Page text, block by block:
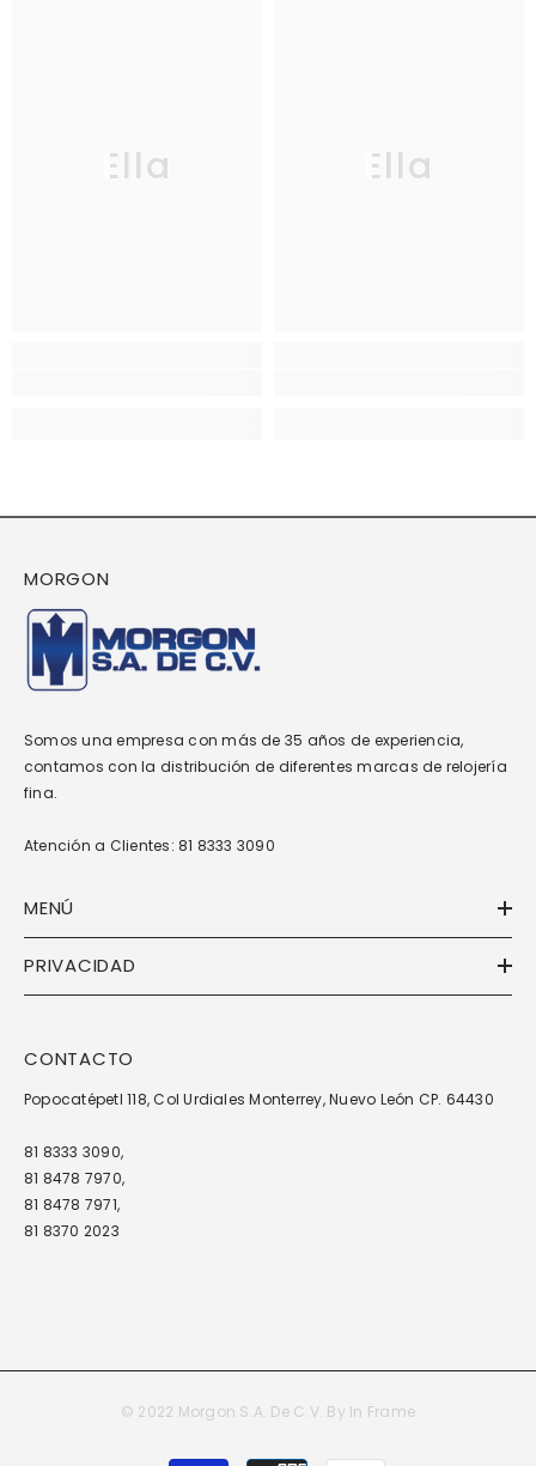
Ella Ella
MORGON
Somos una empresa con más de 35 años de experiencia,
contamos con la distribución de diferentes marcas de relojería
fina.
Atención a Clientes: 81 8333 3090
MENÚ
PRIVACIDAD
CONTACTO
Popocatépetl 118, Col Urdiales Monterrey, Nuevo León CP. 64430
81 8333 3090,
81 8478 7970,
81 8478 7971,
81 8370 2023
© 2022 Morgon S.A. De C.V. By In Frame